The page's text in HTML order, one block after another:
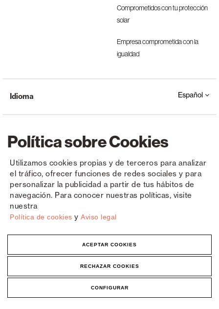
Política sobre Cookies
Utilizamos cookies propias y de terceros para analizar
el tráfico, ofrecer funciones de redes sociales y para
personalizar la publicidad a partir de tus hábitos de
navegación. Para conocer nuestras políticas, visite
nuestra
Política de cookies y Aviso legal
ACEPTAR COOKIES
RECHAZAR COOKIES
CONFIGURAR
Comprometidos con tu protección
solar
Empresa comprometida con la
igualdad
Copyright © Saxun 2023 - 2026 Política de privacidad Aviso legal Cookies
Idioma Español